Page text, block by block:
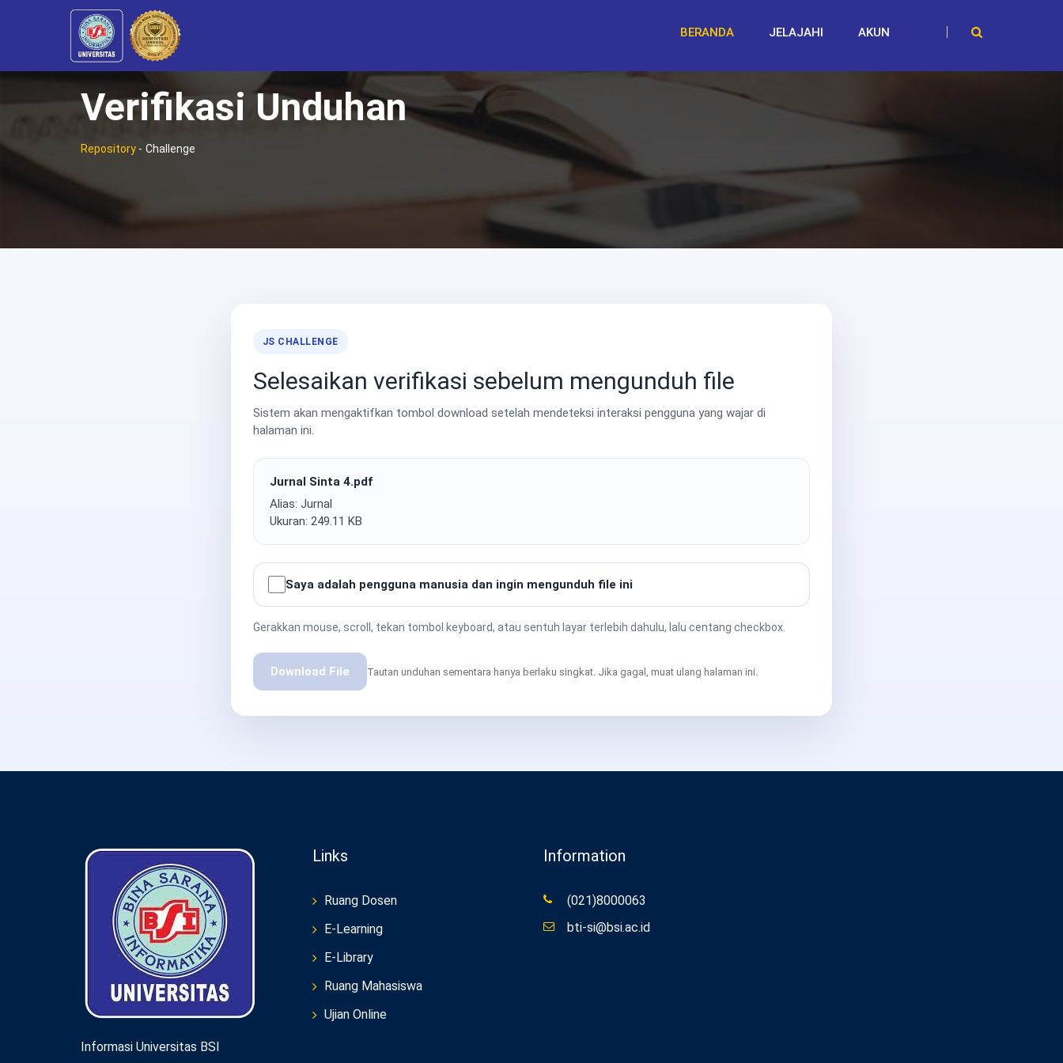
BERANDA JELAJAHI AKUN
Verifikasi Unduhan
Repository - Challenge
JS CHALLENGE
Selesaikan verifikasi sebelum mengunduh file
Sistem akan mengaktifkan tombol download setelah mendeteksi interaksi pengguna yang wajar di
halaman ini.
Jurnal Sinta 4.pdf
Alias: Jurnal
Ukuran: 249.11 KB
Saya adalah pengguna manusia dan ingin mengunduh file ini
Gerakkan mouse, scroll, tekan tombol keyboard, atau sentuh layar terlebih dahulu, lalu centang checkbox.
Download File Tautan unduhan sementara hanya berlaku singkat. Jika gagal, muat ulang halaman ini.
Informasi Universitas BSI
Links
Ruang Dosen
E-Learning
E-Library
Ruang Mahasiswa
Ujian Online
Information
(021)8000063
bti-si@bsi.ac.id